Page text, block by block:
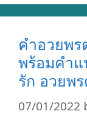
คำอวยพ
พร้อมคำ
รัก อวยพ
07/01/2022